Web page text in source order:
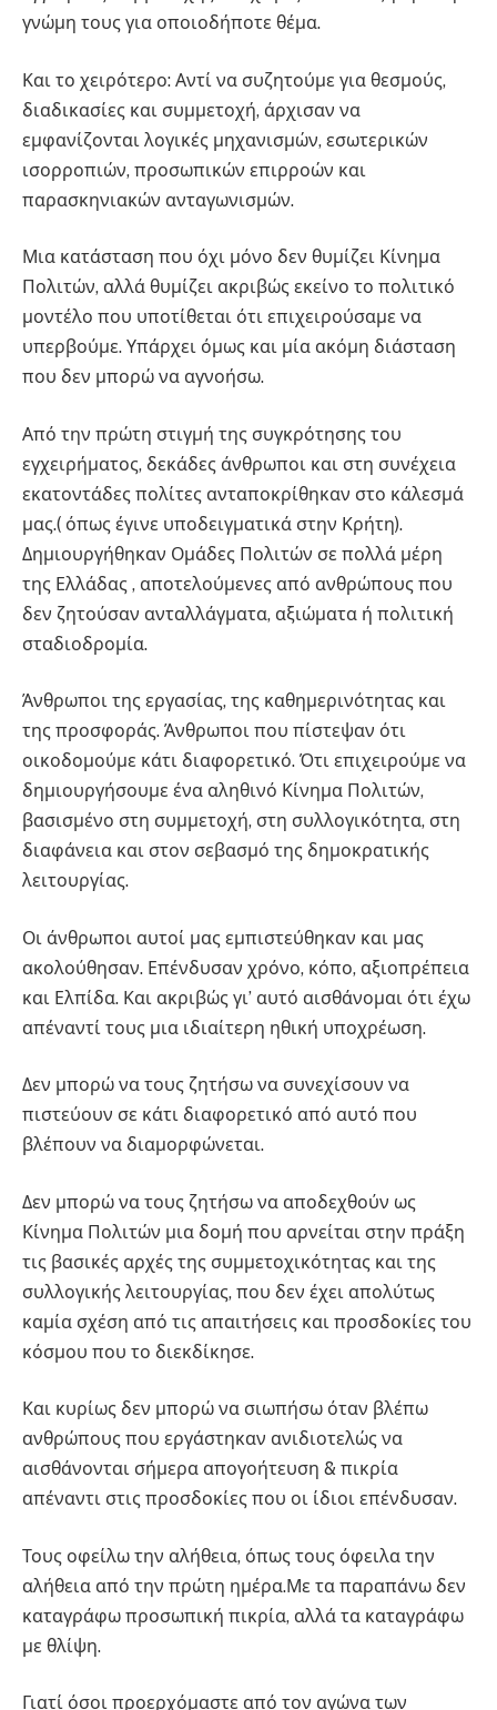
γνώμη τους για οποιοδήποτε θέμα.
Και το χειρότερο: Αντί να συζητούμε για θεσμούς,
διαδικασίες και συμμετοχή, άρχισαν να
εμφανίζονται λογικές μηχανισμών, εσωτερικών
ισορροπιών, προσωπικών επιρροών και
παρασκηνιακών ανταγωνισμών.
Μια κατάσταση που όχι μόνο δεν θυμίζει Κίνημα
Πολιτών, αλλά θυμίζει ακριβώς εκείνο το πολιτικό
μοντέλο που υποτίθεται ότι επιχειρούσαμε να
υπερβούμε. Υπάρχει όμως και μία ακόμη διάσταση
που δεν μπορώ να αγνοήσω.
Από την πρώτη στιγμή της συγκρότησης του
εγχειρήματος, δεκάδες άνθρωποι και στη συνέχεια
εκατοντάδες πολίτες ανταποκρίθηκαν στο κάλεσμά
μας.( όπως έγινε υποδειγματικά στην Κρήτη).
Δημιουργήθηκαν Ομάδες Πολιτών σε πολλά μέρη
της Ελλάδας , αποτελούμενες από ανθρώπους που
δεν ζητούσαν ανταλλάγματα, αξιώματα ή πολιτική
σταδιοδρομία.
Άνθρωποι της εργασίας, της καθημερινότητας και
της προσφοράς. Άνθρωποι που πίστεψαν ότι
οικοδομούμε κάτι διαφορετικό. Ότι επιχειρούμε να
δημιουργήσουμε ένα αληθινό Κίνημα Πολιτών,
βασισμένο στη συμμετοχή, στη συλλογικότητα, στη
διαφάνεια και στον σεβασμό της δημοκρατικής
λειτουργίας.
Οι άνθρωποι αυτοί μας εμπιστεύθηκαν και μας
ακολούθησαν. Επένδυσαν χρόνο, κόπο, αξιοπρέπεια
και Ελπίδα. Και ακριβώς γι’ αυτό αισθάνομαι ότι έχω
απέναντί τους μια ιδιαίτερη ηθική υποχρέωση.
Δεν μπορώ να τους ζητήσω να συνεχίσουν να
πιστεύουν σε κάτι διαφορετικό από αυτό που
βλέπουν να διαμορφώνεται.
Δεν μπορώ να τους ζητήσω να αποδεχθούν ως
Κίνημα Πολιτών μια δομή που αρνείται στην πράξη
τις βασικές αρχές της συμμετοχικότητας και της
συλλογικής λειτουργίας, που δεν έχει απολύτως
καμία σχέση από τις απαιτήσεις και προσδοκίες του
κόσμου που το διεκδίκησε.
Και κυρίως δεν μπορώ να σιωπήσω όταν βλέπω
ανθρώπους που εργάστηκαν ανιδιοτελώς να
αισθάνονται σήμερα απογοήτευση & πικρία
απέναντι στις προσδοκίες που οι ίδιοι επένδυσαν.
Τους οφείλω την αλήθεια, όπως τους όφειλα την
αλήθεια από την πρώτη ημέρα.Με τα παραπάνω δεν
καταγράφω προσωπική πικρία, αλλά τα καταγράφω
με θλίψη.
Γιατί όσοι προερχόμαστε από τον αγώνα των